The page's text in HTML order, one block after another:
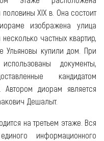
XIX в. Она состоит
изображена улица
частных квартир,
Ульяновы купили дом. При
документы,
кандидатом
диорам является
Дешалыт.
на третьем этаже. Вся
информационного